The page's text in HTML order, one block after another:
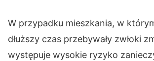
W przypadku mieszkania, w
dłuższy czas przebywały zwłoki
występuje wysokie ryzyko